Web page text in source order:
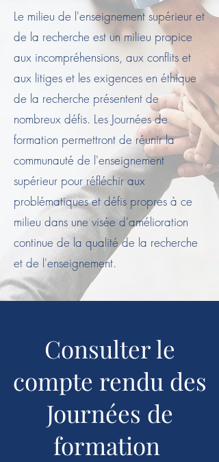
Le milieu de l'enseignement supérieur et
de la recherche est un milieu propice
aux incompréhensions, aux conflits et
aux litiges et les exigences en éthique
de la recherche présentent de
nombreux défis. Les Journées de
formation permettront de réunir la
communauté de l'enseignement
supérieur pour réfléchir aux
problématiques et défis propres à ce
milieu dans une visée d'amélioration
continue de la qualité de la recherche
et de l'enseignement.
Consulter le
compte rendu des
Journées de
formation